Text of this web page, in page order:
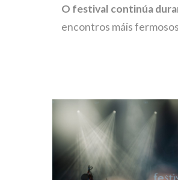
O festival continúa
encontros máis